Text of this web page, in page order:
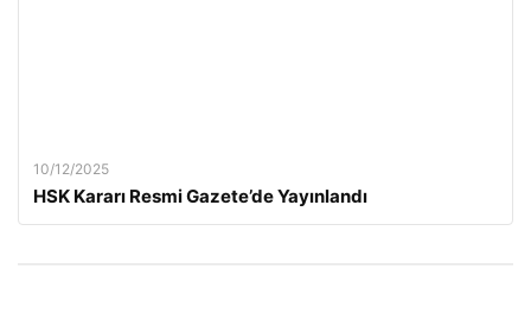
10/12/2025
HSK Kararı Resmi Gazete’de Yayınlandı